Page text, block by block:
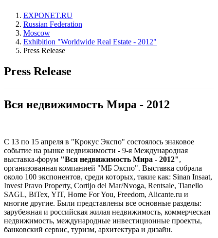
EXPONET.RU
Russian Federation
Moscow
Exhibition "Worldwide Real Estate - 2012"
Press Release
Press Release
Вся недвижимость Мира - 2012
С 13 по 15 апреля в "Крокус Экспо" состоялось знаковое
событие на рынке недвижимости - 9-я Международная
выставка-форум "Вся недвижимость Мира - 2012",
организованная компанией "МБ Экспо". Выставка собрала
около 100 экспонентов, среди которых, такие как: Sinan Insaat,
Invest Pravo Property, Cortijo del Mar/Nvoga, Rentsale, Tianello
SAGL, BiTex, YIT, Home For You, Freedom, Alicante.ru и
многие другие. Были представлены все основные разделы:
зарубежная и российская жилая недвижимость, коммерческая
недвижимость, международные инвестиционные проекты,
банковский сервис, туризм, архитектура и дизайн.